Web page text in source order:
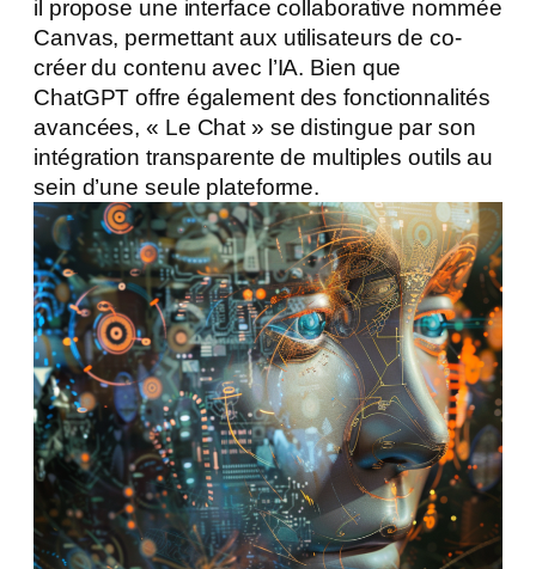
il propose une interface collaborative nommée
Canvas, permettant aux utilisateurs de co-
créer du contenu avec l’IA. Bien que
ChatGPT offre également des fonctionnalités
avancées, « Le Chat » se distingue par son
intégration transparente de multiples outils au
sein d’une seule plateforme.